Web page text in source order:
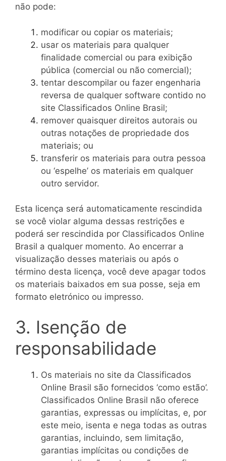
não pode:
modificar ou copiar os materiais;
usar os materiais para qualquer
finalidade comercial ou para exibição
pública (comercial ou não comercial);
tentar descompilar ou fazer engenharia
reversa de qualquer software contido no
site Classificados Online Brasil;
remover quaisquer direitos autorais ou
outras notações de propriedade dos
materiais; ou
transferir os materiais para outra pessoa
ou ‘espelhe’ os materiais em qualquer
outro servidor.
Esta licença será automaticamente rescindida
se você violar alguma dessas restrições e
poderá ser rescindida por Classificados Online
Brasil a qualquer momento. Ao encerrar a
visualização desses materiais ou após o
término desta licença, você deve apagar todos
os materiais baixados em sua posse, seja em
formato eletrónico ou impresso.
3. Isenção de
responsabilidade
Os materiais no site da Classificados
Online Brasil são fornecidos ‘como estão’.
Classificados Online Brasil não oferece
garantias, expressas ou implícitas, e, por
este meio, isenta e nega todas as outras
garantias, incluindo, sem limitação,
garantias implícitas ou condições de